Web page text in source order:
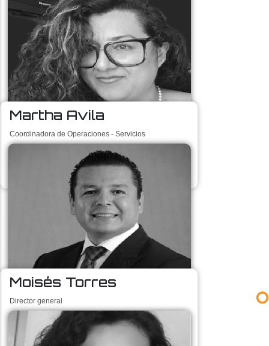
Martha Avila
Coordinadora de Operaciones - Servicios
cudi@cudi.edu.mx
Moisés Torres
Director general
direccion@cudi.edu.mx